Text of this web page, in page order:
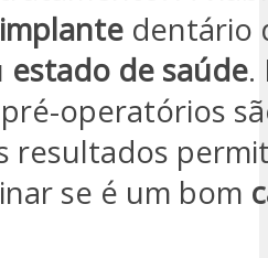
dentário
estado de saúde.
operatórios
resultados
se é um bom